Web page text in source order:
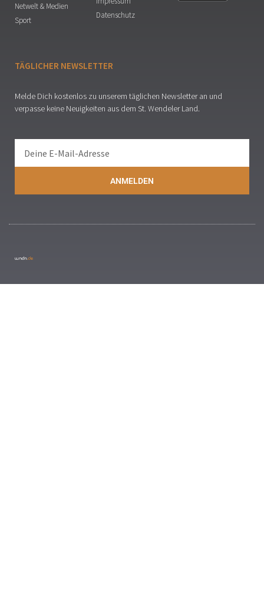
Netwelt & Medien
Sport
Datenschutz
TÄGLICHER NEWSLETTER
Melde Dich kostenlos zu unserem täglichen Newsletter an und
verpasse keine Neuigkeiten aus dem St. Wendeler Land.
ANMELDEN